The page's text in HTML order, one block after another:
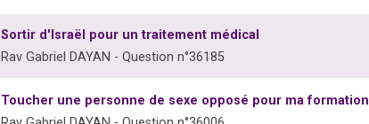
Sortir d'Israël pour un traitement médical
Rav Gabriel DAYAN - Question n°36185
Toucher une personne de sexe opposé pour ma formation